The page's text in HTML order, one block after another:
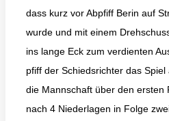
dass kurz vor Abpfiff Berin auf
wurde und mit einem
ins lange Eck zum verdienten
pfiff der Schiedsrichter das
die Mannschaft über den ersten
nach 4 Niederlagen in Folge